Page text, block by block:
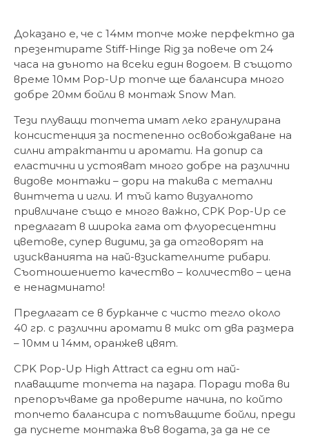
Доказано е, че с 14мм топче може перфектно да
презентирате Stiff-Hinge Rig за повече от 24
часа на дъното на всеки един водоем. В същото
време 10мм Pop-Up топче ще балансира много
добре 20мм бойли в монтаж Snow Man.
Тези плуващи топчета имат леко гранулирана
консистенция за постепенно освобождаване на
силни атрактанти и аромати. На допир са
еластични и устояват много добре на различни
видове монтажи – дори на такива с метални
винтчета и игли. И тъй като визуалното
привличане също е много важно, CPK Pop-Up се
предлагат в широка гама от флуоресцентни
цветове, супер видими, за да отговорят на
изискванията на най-взискателните рибари.
Съотношението качество – количество – цена
е ненадминато!
Предлагат се в бурканче с чисто тегло около
40 гр. с различни аромати в микс от два размера
– 10мм и 14мм, оранжев цвят.
CPK Pop-Up High Attract са едни от най-
плаващите топчета на пазара. Поради това ви
препоръчваме да проверите начина, по който
топчето балансира с потъващите бойли, преди
да пуснете монтажа във водата, за да не се